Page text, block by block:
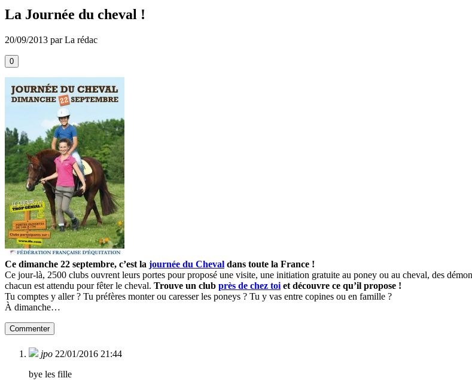
La Journée du cheval !
20/09/2013 par La rédac
0
Ce dimanche 22 septembre, c’est la journée du Cheval dans toute la France !
Ce jour-là, 2500 clubs ouvrent leurs portes pour proposé une visite, une initiation gratuite au poney ou au cheval, des
chacun est attendu pour fêter le cheval. Trouve un club près de chez toi et découvre ce qu’il propose !
Tu comptes y aller ? Tu préfères monter ou caresser les poneys ? Tu y vas entre copines ou en famille ?
À dimanche…
Commenter
jpo 22/01/2016 21:44
bye les fille